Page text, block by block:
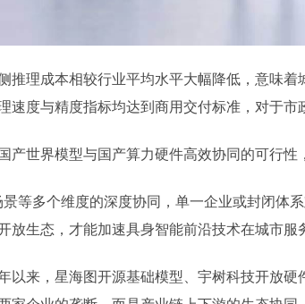
推理成本相较行业平均水平大幅降低，意味
速度与精度指标均达到商用交付标准，对于
产世界模型与国产算力硬件高效协同的可行性
等多个维度的深度协同，单一企业或封闭体
放生态，才能加速具身智能前沿技术在城市服
以来，星海图开源基础模型、宇树科技开放